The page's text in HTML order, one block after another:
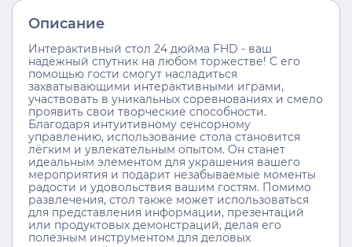
Описание
Интерактивный стол 24 дюйма FHD - ваш
надёжный спутник на любом торжестве! С его
помощью гости смогут насладиться
захватывающими интерактивными играми,
участвовать в уникальных соревнованиях и смело
проявить свои творческие способности.
Благодаря интуитивному сенсорному
управлению, использование стола становится
лёгким и увлекательным опытом. Он станет
идеальным элементом для украшения вашего
мероприятия и подарит незабываемые моменты
радости и удовольствия вашим гостям. Помимо
развлечения, стол также может использоваться
для представления информации, презентаций
или продуктовых демонстраций, делая его
полезным инструментом для деловых